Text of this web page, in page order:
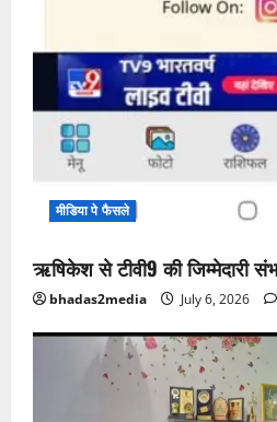
मीडिया पे फैसले
ऋषिकेश से टीवी9 की जिम्मेदारी
bhadas2media July 6, 2026